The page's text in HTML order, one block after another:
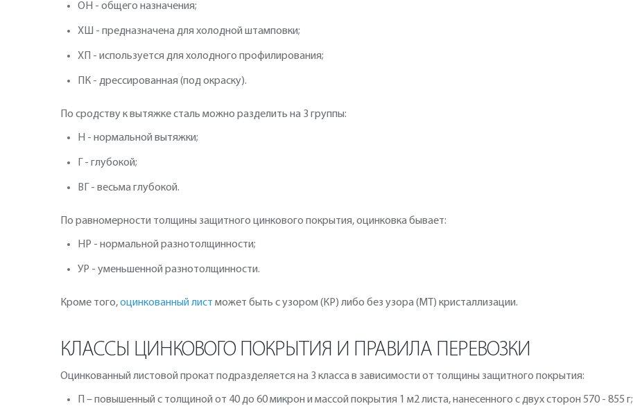
ОН - общего назначения;
ХШ - предназначена для холодной штамповки;
ХП - используется для холодного профилирования;
ПК - дрессированная (под окраску).
По сродству к вытяжке сталь можно разделить на 3 группы:
Н - нормальной вытяжки;
Г - глубокой;
ВГ - весьма глубокой.
По равномерности толщины защитного цинкового покрытия, оцинковка бывает:
НР - нормальной разнотолщинности;
УР - уменьшенной разнотолщинности.
Кроме того,оцинкованный лист может быть с узором (КР) либо без узора (МТ) кристаллизации.
КЛАССЫ ЦИНКОВОГО ПОКРЫТИЯ И ПРАВИЛА ПЕРЕВОЗКИ
Оцинкованный листовой прокат подразделяется на 3 класса в зависимости от толщины защитного покрытия:
П – повышенный с толщиной от 40 до 60 микрон и массой покрытия 1 м2 листа, нанесенного с двух сторон 570 - 855 г;